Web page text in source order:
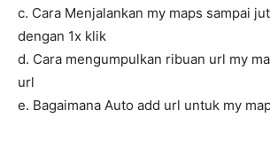
c. Cara Menjalankan my maps sampai
dengan 1x klik
d. Cara mengumpulkan ribuan url my
url
e. Bagaimana Auto add url untuk my